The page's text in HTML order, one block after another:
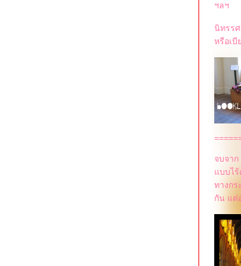
ฯลฯ
นิทรร
หรือเบี
จบจา
บบไร้
ทางกร
กัน แต่